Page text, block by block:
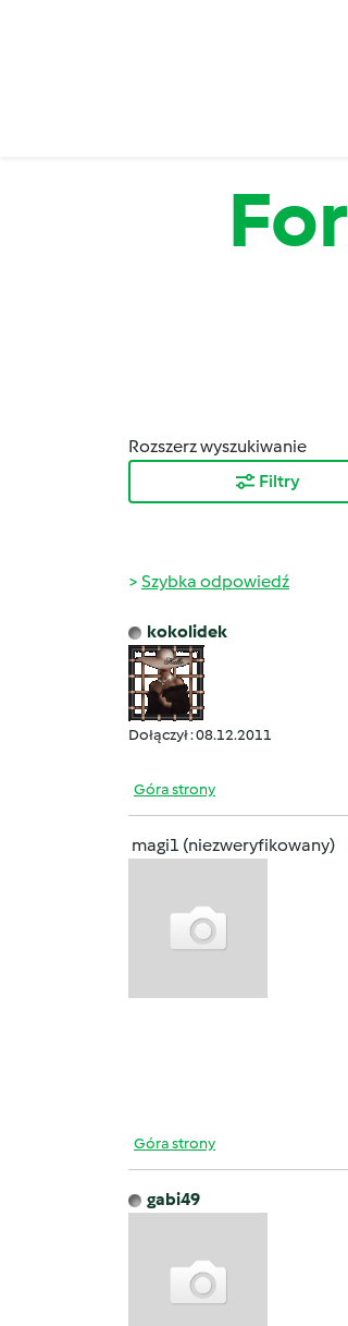
Rozszerz wyszukiwanie
Filtry
Szybka odpowiedź
kokolidek
Dołączył : 08.12.2011
Góra strony
magi1 (niezweryfikowany)
Góra strony
gabi49